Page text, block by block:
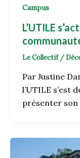
Campus
L’UTILE
Le Collectif /
Par Justine
l’UTILE s’est
présenter